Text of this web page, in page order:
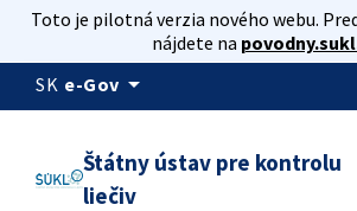
Toto je pilotná verzia nového webu.
nájdete na
SK e-Gov arrow_drop_down
Štátny ústav pre kontrolu
liečiv